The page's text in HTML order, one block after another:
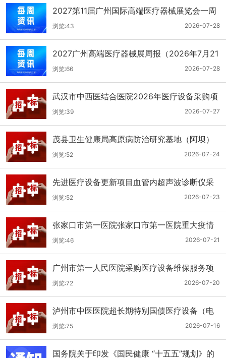
2027第11届广州国际高端医疗器械展览会一周
报（7.22-7.28）
2026-07-28
浏览:43
2027广州高端医疗器械展周报（2026年7月21
-27日）
2026-07-28
浏览:66
武汉市中西医结合医院2026年医疗设备采购项
目三十三公开招标公告
2026-07-27
浏览:39
茂县卫生健康局高原病防治研究基地（阿坝）
手术、急救及生命支持类医疗设备购置项目招
标公告
2026-07-24
浏览:52
先进医疗设备更新项目血管内超声波诊断仪采
购（三次）公开招标公告
2026-07-23
浏览:52
张家口市第一医院张家口市第一医院重大疫情
救治基地手术室及重症监护室医疗设备采购项
目更正公告
2026-07-21
浏览:46
广州市第一人民医院采购医疗设备维保服务项
目（2026年第1批）(二次)（项目编号：GZSY-
2026FW-06）采购更正公告
2026-07-20
浏览:72
泸州市中医医院超长期特别国债医疗设备（电
子胃肠镜系统）采购更正公告（第二次）2026-07-16
浏览:75
国务院关于印发《国民健康 “十五五”规划》的